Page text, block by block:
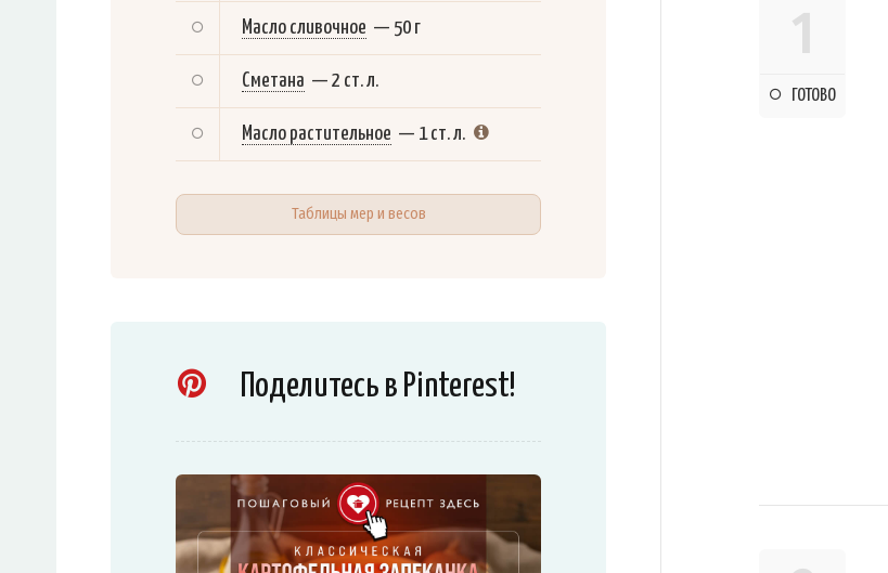
Масло сливочное — 50 г
Сметана — 2 ст. л.
Масло растительное — 1 ст. л.
Таблицы мер и весов
Поделитесь в Pinterest!
1
ГОТОВО